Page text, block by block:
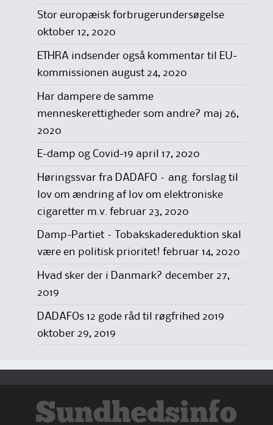
Stor europæisk forbrugerundersøgelse
oktober 12, 2020
ETHRA indsender også kommentar til EU-
kommissionen august 24, 2020
Har dampere de samme
menneskerettigheder som andre? maj 26,
2020
E-damp og Covid-19 april 17, 2020
Høringssvar fra DADAFO – ang. forslag til
lov om ændring af lov om elektroniske
cigaretter m.v. februar 23, 2020
Damp-Partiet – Tobakskadereduktion skal
være en politisk prioritet! februar 14, 2020
Hvad sker der i Danmark? december 27,
2019
DADAFOs 12 gode råd til røgfrihed 2019
oktober 29, 2019
Sundhedsinfo